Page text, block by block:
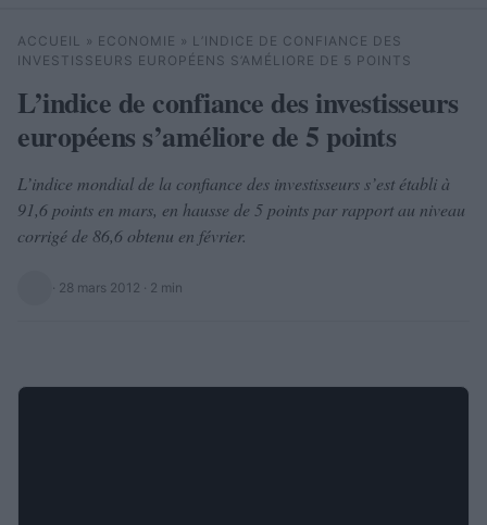
Rechercher
ACCUEIL » ECONOMIE » L’INDICE DE CONFIANCE DES
INVESTISSEURS EUROPÉENS S’AMÉLIORE DE 5 POINTS
L’indice de confiance des investisseurs
européens s’améliore de 5 points
L’indice mondial de la confiance des investisseurs s’est établi à
91,6 points en mars, en hausse de 5 points par rapport au niveau
corrigé de 86,6 obtenu en février.
· 28 mars 2012 · 2 min